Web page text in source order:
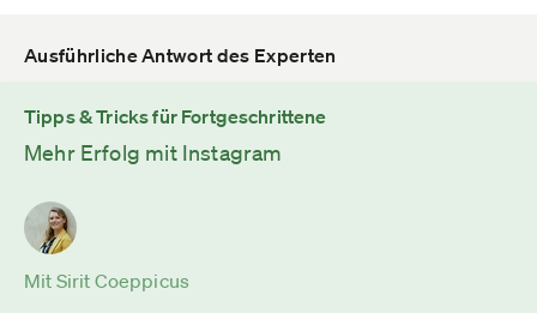
Ausführliche Antwort des Experten
Tipps & Tricks für Fortgeschrittene
Mehr Erfolg mit Instagram
Mit Sirit Coeppicus